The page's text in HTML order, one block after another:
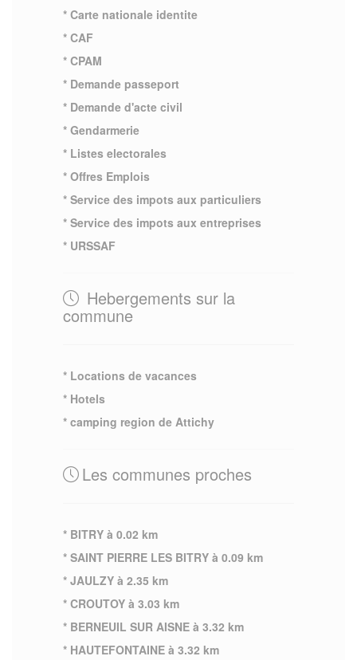
* Carte nationale identite
* CAF
* CPAM
* Demande passeport
* Demande d'acte civil
* Gendarmerie
* Listes electorales
* Offres Emplois
* Service des impots aux particuliers
* Service des impots aux entreprises
* URSSAF
Hebergements sur la
commune
* Locations de vacances
* Hotels
* camping region de Attichy
Les communes proches
* BITRY à 0.02 km
* SAINT PIERRE LES BITRY à 0.09 km
* JAULZY à 2.35 km
* CROUTOY à 3.03 km
* BERNEUIL SUR AISNE à 3.32 km
* HAUTEFONTAINE à 3.32 km